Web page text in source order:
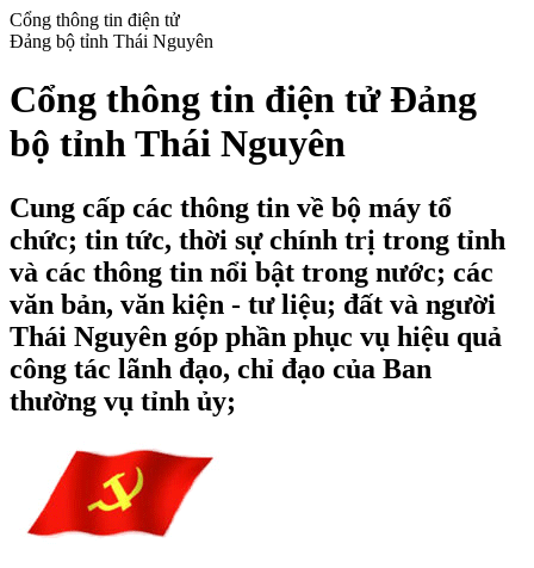
Cổng thông tin điện tử
Đảng bộ tỉnh Thái Nguyên
Cổng thông tin điện tử Đảng
bộ tỉnh Thái Nguyên
Cung cấp các thông tin về bộ máy tổ
chức; tin tức, thời sự chính trị trong tỉnh
và các thông tin nổi bật trong nước; các
văn bản, văn kiện - tư liệu; đất và người
Thái Nguyên góp phần phục vụ hiệu quả
công tác lãnh đạo, chỉ đạo của Ban
thường vụ tỉnh ủy;